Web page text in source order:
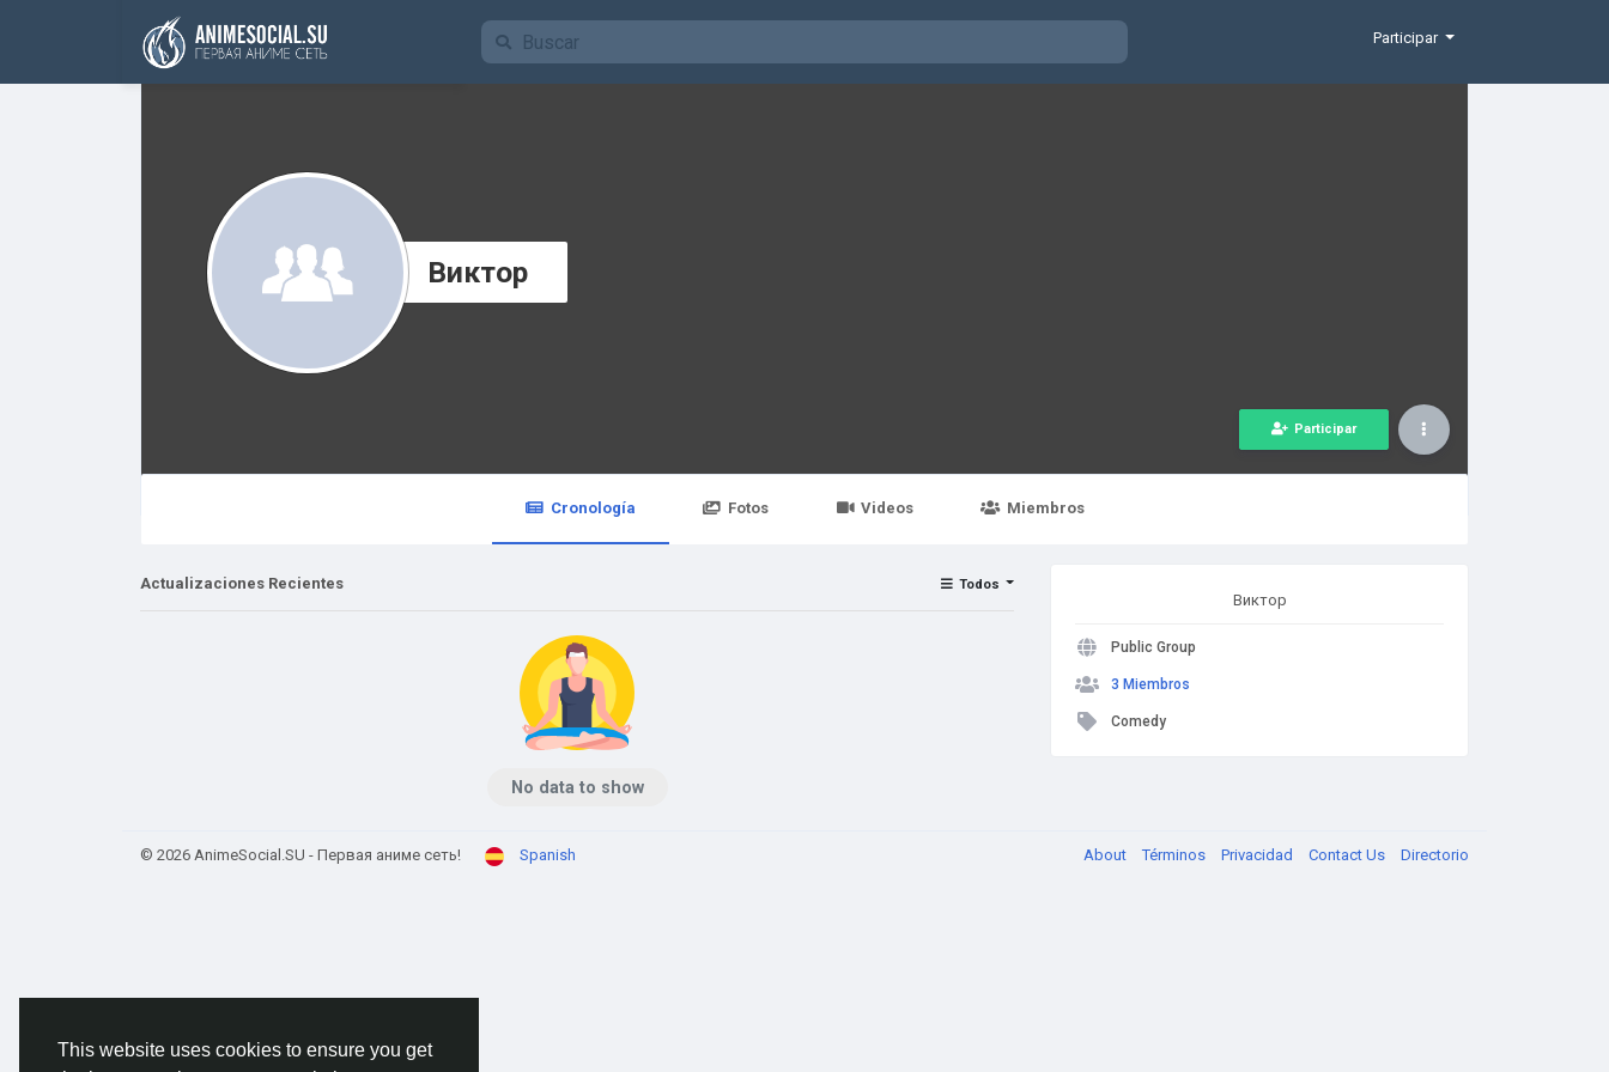
This website uses cookies to ensure you get
Funding
Participar
Виктор
Participar
Cronología Fotos Videos Miembros
Виктор
Public Group
3 Miembros
Comedy
Actualizaciones Recientes Todos
No data to show
© 2026 AnimeSocial.SU - Первая аниме сеть! Spanish About Términos Privacidad Contact Us Directorio